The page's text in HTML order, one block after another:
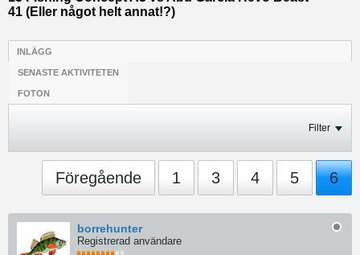
41 (Eller något helt annat!?)
INLÄGG
SENASTE AKTIVITETEN
FOTON
Filter
Föregående 1 3 4 5 6
borrehunter
Registrerad användare